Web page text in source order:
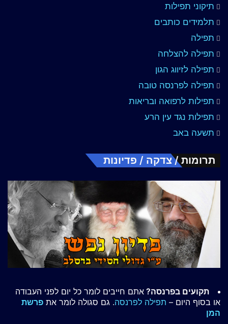
תיקוני תפילות
תלמידים כותבים
תפילה
תפילה להצלחה
תפילה לזיווג הגון
תפילה לפרנסה טובה
תפילות לרפואה ובריאות
תפילות נגד עין הרע
תשעה באב
תרומות / צדקה / פדיונות
תקועים בפרנסה? אתם חייבים לומר כל יום לפני העבודה
או בסוף היום – תפילה לפרנסה. גם סגולה לומר את פרשת
המן